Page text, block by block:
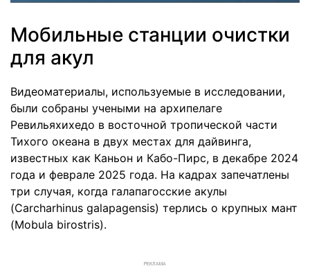
Мобильные станции очистки
для акул
Видеоматериалы, используемые в исследовании,
были собраны учеными на архипелаге
Ревильяхихедо в восточной тропической части
Тихого океана в двух местах для дайвинга,
известных как Каньон и Кабо-Пирс, в декабре 2024
года и феврале 2025 года. На кадрах запечатлены
три случая, когда галапагосские акулы
(Carcharhinus galapagensis) терлись о крупных мант
(Mobula birostris).
РЕКЛАМА